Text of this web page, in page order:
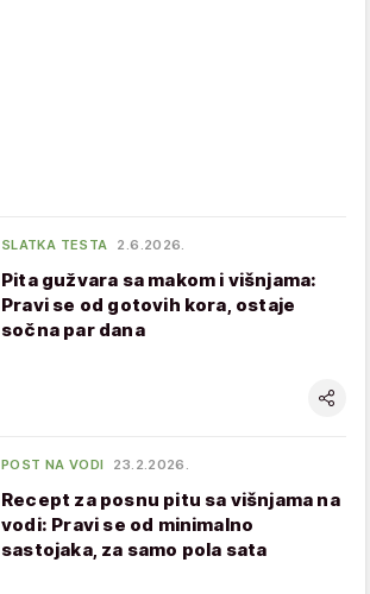
SLATKA TESTA 2.6.2026.
Pita gužvara sa makom i višnjama:
Pravi se od gotovih kora, ostaje
sočna par dana
POST NA VODI 23.2.2026.
Recept za posnu pitu sa višnjama na
vodi: Pravi se od minimalno
sastojaka, za samo pola sata